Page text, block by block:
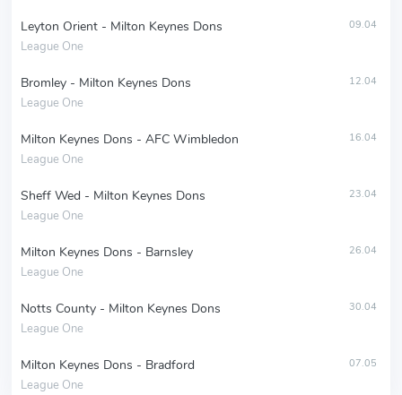
Leyton Orient - Milton Keynes Dons
League One
09.04
Bromley - Milton Keynes Dons
League One
12.04
Milton Keynes Dons - AFC Wimbledon
League One
16.04
Sheff Wed - Milton Keynes Dons
League One
23.04
Milton Keynes Dons - Barnsley
League One
26.04
Notts County - Milton Keynes Dons
League One
30.04
Milton Keynes Dons - Bradford
League One
07.05